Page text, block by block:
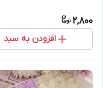
2,800
افزودن به سبد